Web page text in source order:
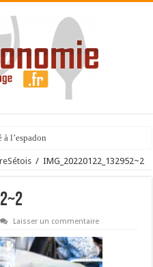
à l’espadon
/ IMG_20220122_132952~2
Laisser un commentaire